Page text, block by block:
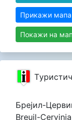
Прикажи мапа
Покажи на
Брејил-
Breuil-Cervinia